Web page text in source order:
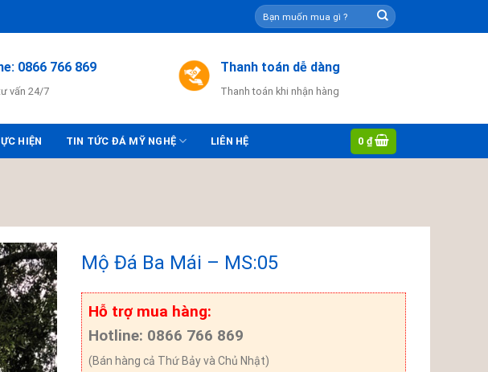
Tìm
kiếm:
0866 766 869
vấn 24/7
Thanh toán dễ dàng
Thanh toán khi nhận hàng
HIỆN TIN TỨC ĐÁ MỸ NGHỆ LIÊN HỆ 0 ₫
Mộ Đá Ba Mái – MS:05
Hỗ trợ mua hàng:
Hotline: 0866 766 869
(Bán hàng cả Thứ Bảy và Chủ Nhật)